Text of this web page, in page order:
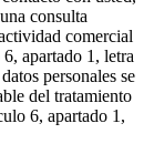
consulta
comercial
apartado 1, letra
personales se
del tratamiento
6, apartado 1,